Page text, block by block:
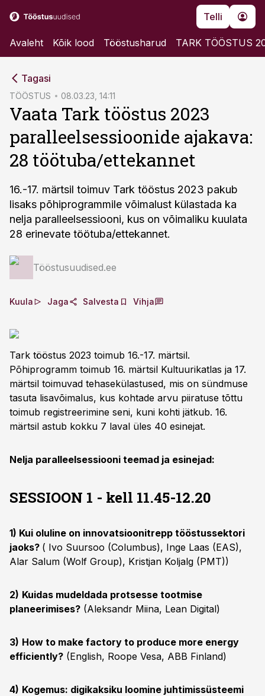
Telli
Avaleht Kõik lood Tööstusharud TARK TÖÖSTUS
Tagasi
TÖÖSTUS 08.03.23, 14:11
Vaata Tark tööstus 2023
paralleelsessioonide ajakava:
28 töötuba/ettekannet
16.-17. märtsil toimuv Tark tööstus 2023 pakub
lisaks põhiprogrammile võimalust külastada ka
nelja paralleelsessiooni, kus on võimaliku kuulata
28 erinevate töötuba/ettekannet.
Tööstusuudised.ee
Kuula Jaga Salvesta Vihja
Tark tööstus 2023 toimub 16.-17. märtsil.
Põhiprogramm toimub 16. märtsil Kultuurikatlas ja 17.
märtsil toimuvad tehasekülastused, mis on sündmuse
tasuta lisavõimalus, kus kohtade arvu piiratuse tõttu
toimub registreerimine seni, kuni kohti jätkub. 16.
märtsil astub kokku 7 laval üles 40 esinejat.
Nelja paralleelsessiooni teemad ja esinejad:
SESSIOON 1 - kell 11.45-12.20
1) Kui oluline on innovatsioonitrepp tööstussektori
jaoks? ( Ivo Suursoo (Columbus), Inge Laas (EAS),
Alar Salum (Wolf Group), Kristjan Koljalg (PMT))
2) Kuidas mudeldada protsesse tootmise
planeerimises? (Aleksandr Miina, Lean Digital)
3) How to make factory to produce more energy
efficiently? (English, Roope Vesa, ABB Finland)
4) Kogemus: digikaksiku loomine juhtimissüsteemi